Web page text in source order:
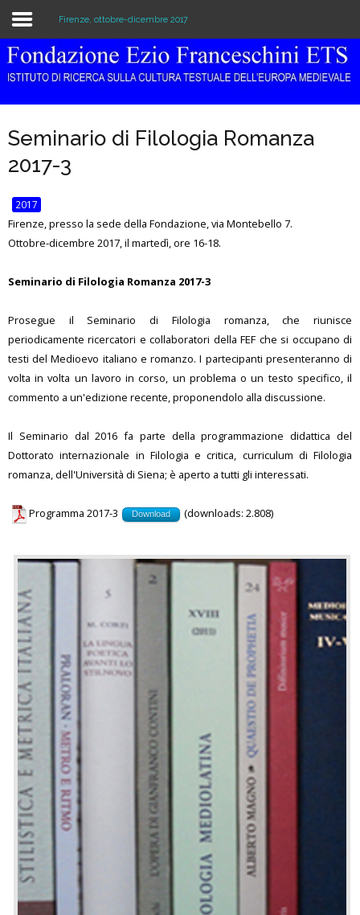
Home
Biblioteca e Archivio
Pubblicazioni
Eventi
Firenze, ottobre-dicembre 2017
Seminario di Filologia Romanza
2017-3
2017
Firenze, presso la sede della Fondazione, via Montebello 7.
Ottobre-dicembre 2017, il martedì, ore 16-18.
Seminario di Filologia Romanza 2017-3
Prosegue il Seminario di Filologia romanza, che riunisce
periodicamente ricercatori e collaboratori della FEF che si occupano di
testi del Medioevo italiano e romanzo. I partecipanti presenteranno di
volta in volta un lavoro in corso, un problema o un testo specifico, il
commento a un'edizione recente, proponendolo alla discussione.
Il Seminario dal 2016 fa parte della programmazione didattica del
Dottorato internazionale in Filologia e critica, curriculum di Filologia
romanza, dell'Università di Siena; è aperto a tutti gli interessati.
Programma 2017-3 Download (downloads: 2.808)